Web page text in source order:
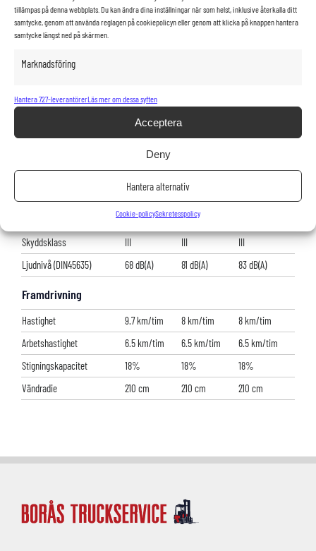
tillämpas på denna webbplats. Du kan ändra dina inställningar när som helst, inklusive återkalla ditt
samtycke, genom att använda reglagen på cookiepolicyn eller genom att klicka på knappen hantera
samtycke längst ned på skärmen.
Marknadsföring
Hantera 727-leverantörerLäs mer om dessa syften
Acceptera
Deny
Hantera alternativ
Cookie-policySekretesspolicy
Panelfiltrets kapacitet 4.6 m2 4.6 m2
4.6 m2
Luftflöde
118 L/s 118 L/s
118 L/s
volym
vikt
135 kg
tömningsgrad
Ström
2910 W 8200 W
Skyddsklass
III III
III
Ljudnivå (DIN45635)
68 dB(A) 81 dB(A) 83 dB(A)
Framdrivning
Hastighet 9.7 km/tim 8 km/tim
8 km/tim
Arbetshastighet
6.5 km/tim 6.5 km/tim
6.5 km/tim
Stigningskapacitet
18% 18%
18%
Vändradie
210 cm 210 cm 210 cm